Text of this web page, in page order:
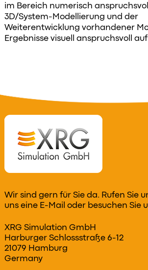
im Bereich numerisch
3D/System-Modellierung und der
Weiterentwicklung vorhandener
Ergebnisse visuell anspruchsvoll
Wir sind gern für Sie da. Rufen Sie
uns eine E-Mail oder besuchen Sie
XRG Simulation GmbH
Harburger Schlossstraße 6-12
21079 Hamburg
Germany